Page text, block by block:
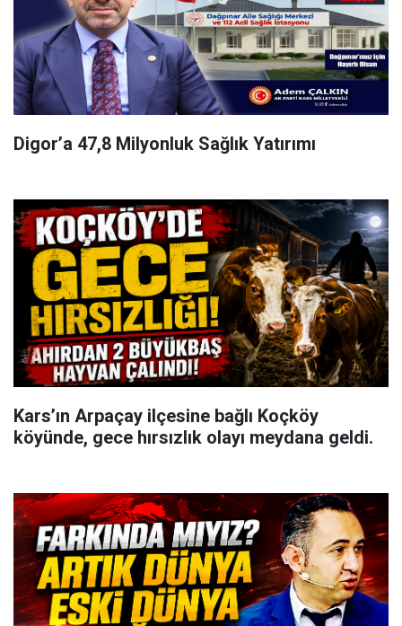
Digor’a 47,8 Milyonluk Sağlık Yatırımı
Kars’ın Arpaçay ilçesine bağlı Koçköy
köyünde, gece hırsızlık olayı meydana geldi.